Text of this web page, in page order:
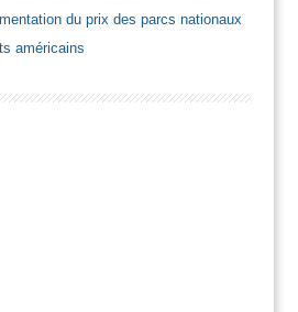
du prix des parcs nationaux
américains